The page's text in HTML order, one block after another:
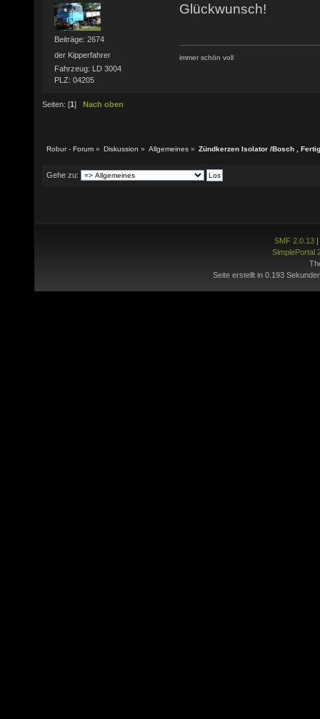
Beiträge: 2674
der Kipperfahrer
Fahrzeug: LD 3004
PLZ: 04205
Glückwunsch!
immer schön voll
Seiten: [1 ] Nach oben
Robur - Forum » Diskussion » Allgemeines » Zündkerzen Isolator /Bosch ,
Gehe zu:
SMF 2.0.13|
SimplePortal
Seite erstellt in 0.193